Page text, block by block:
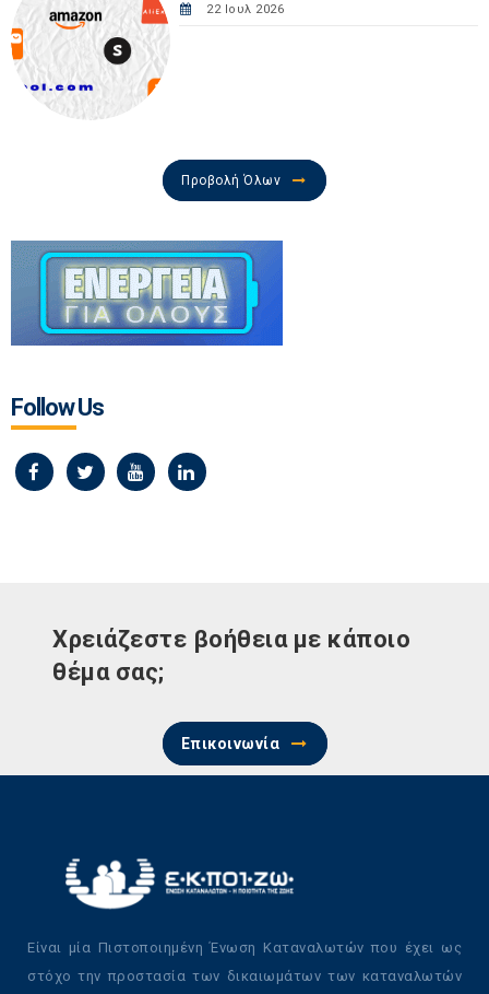
22 Ιουλ 2026
Προβολή Όλων
Follow Us
Χρειάζεστε βοήθεια με κάποιο
θέμα σας;
Επικοινωνία
Είναι μία Πιστοποιημένη Ένωση Καταναλωτών που έχει ως
στόχο την προστασία των δικαιωμάτων των καταναλωτών